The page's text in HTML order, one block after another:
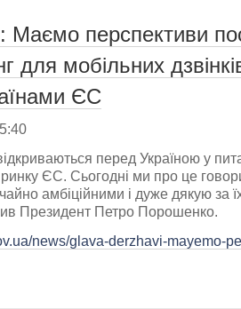
Маємо перспективи
для мобільних
ЄС
перед Україною у
ЄС. Сьогодні ми про це
амбіційними і дуже дякую за
Президент Петро Порошенко.
news/glava-derzhavi-mayemo-